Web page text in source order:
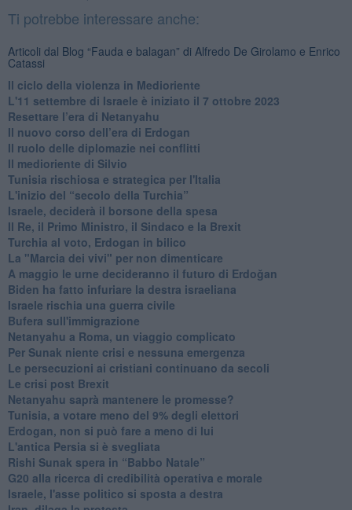
Ti potrebbe interessare anche:
Articoli dal Blog “Fauda e balagan” di Alfredo De Girolamo e Enrico
Catassi
Il ciclo della violenza in Medioriente
L'11 settembre di Israele è iniziato il 7 ottobre 2023
Resettare l’era di Netanyahu
​Il nuovo corso dell’era di Erdogan
Il ruolo delle diplomazie nei conflitti
Il medioriente di Silvio
Tunisia rischiosa e strategica per l'Italia
L'inizio del “secolo della Turchia”
Israele, deciderà il borsone della spesa
Il Re, il Primo Ministro, il Sindaco e la Brexit
Turchia al voto, Erdogan in bilico
La "Marcia dei vivi" per non dimenticare
A maggio le urne decideranno il futuro di Erdoğan
Biden ha fatto infuriare la destra israeliana
Israele rischia una guerra civile
Bufera sull'immigrazione
Netanyahu a Roma, un viaggio complicato
Per Sunak niente crisi e nessuna emergenza
Le persecuzioni ai cristiani continuano da secoli
Le crisi post Brexit
Netanyahu saprà mantenere le promesse?
Tunisia, a votare meno del 9% degli elettori
Erdogan, non si può fare a meno di lui
L'antica Persia si è svegliata
Rishi Sunak spera in “Babbo Natale”
G20 alla ricerca di credibilità operativa e morale
Israele, l'asse politico si sposta a destra